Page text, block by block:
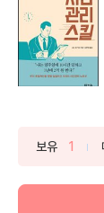
보유 1